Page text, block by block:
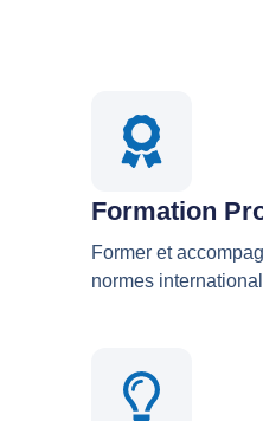
Formation
Former et
normes